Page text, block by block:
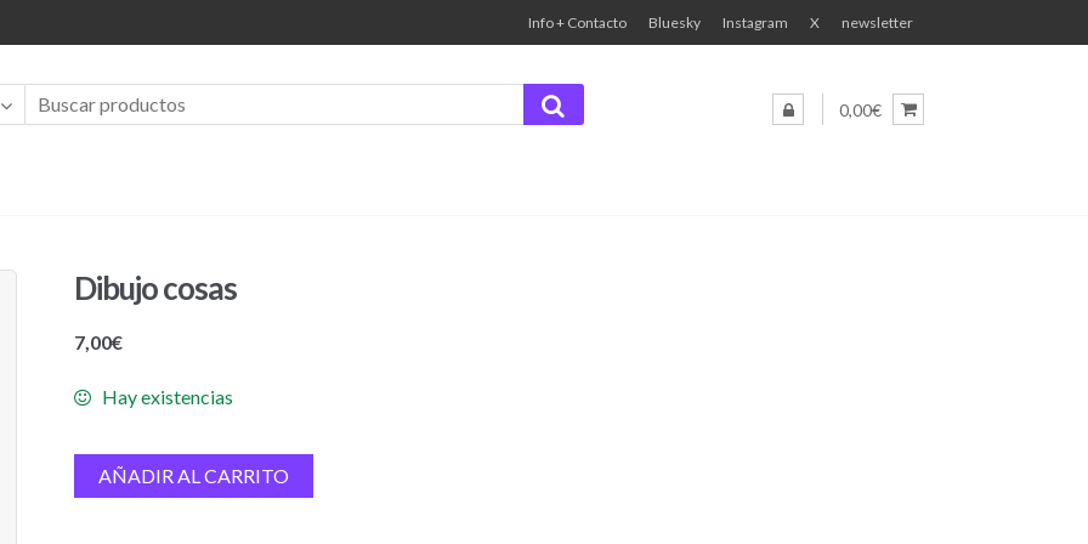
Info + Contacto Bluesky Instagram X newsletter
0,00€
Dibujo cosas
7,00€
Hay existencias
Dibujo
cosas
AÑADIR AL CARRITO